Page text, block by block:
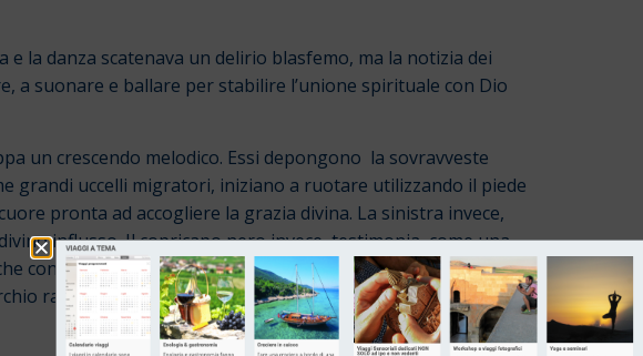
la danza scatenava un delirio blasfemo, ma la notizia dei
a suonare e ballare per stabilire l’unione spirituale con Dio
un crescendo melodico. Essi depongono la sovravveste
grandi uccelli migratori, iniziano a ruotare utilizzando il piede
pronta ad accogliere la grazia divina. La sinistra invece,
influsso. Il copricapo nero invece testimonia, come una
con il movimento si apre a corolla, vuole descrivere l’orbita
rappresenta il più antico simbolo sacro, emblema di unità